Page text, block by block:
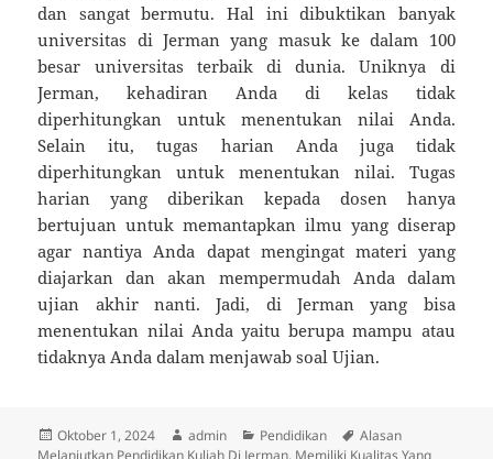
dan sangat bermutu. Hal ini dibuktikan banyak
universitas di Jerman yang masuk ke dalam 100
besar universitas terbaik di dunia. Uniknya di
Jerman, kehadiran Anda di kelas tidak
diperhitungkan untuk menentukan nilai Anda.
Selain itu, tugas harian Anda juga tidak
diperhitungkan untuk menentukan nilai. Tugas
harian yang diberikan kepada dosen hanya
bertujuan untuk memantapkan ilmu yang diserap
agar nantiya Anda dapat mengingat materi yang
diajarkan dan akan mempermudah Anda dalam
ujian akhir nanti. Jadi, di Jerman yang bisa
menentukan nilai Anda yaitu berupa mampu atau
tidaknya Anda dalam menjawab soal Ujian.
Diposkan
pada
Oktober 1, 2024 Penulis
admin Kategori
Pendidikan Tag
Alasan